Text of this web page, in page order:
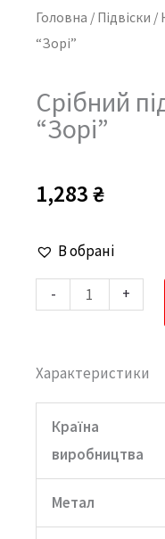
Головна / Підвіски /
“Зорі”
Cрібний
“Зорі”
1,283₴
В обрані
-
Cрібний
підвіс-
хрестик
+
Характеристики
Країна
виробництва
Метал